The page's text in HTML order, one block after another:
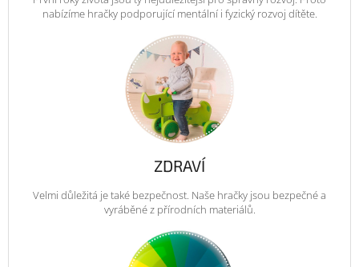
nabízíme hračky podporující mentální i fyzický rozvoj dítěte.
ZDRAVÍ
Velmi důležitá je také bezpečnost. Naše hračky jsou bezpečné a
vyráběné z přírodních materiálů.